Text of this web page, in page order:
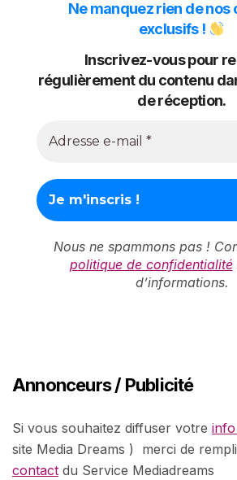
Ne manquez rien de nos
exclusifs !
Inscrivez-vous pour
régulièrement du contenu
de réception.
Nous ne spammons pas !
politique de confidentialité
d’informations.
Annonceurs / Publicité
Si vous souhaitez diffuser votre
site Media Dreams ) merci de
contact du Service Mediadreams